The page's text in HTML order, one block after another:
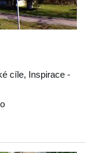
cíle, Inspirace -